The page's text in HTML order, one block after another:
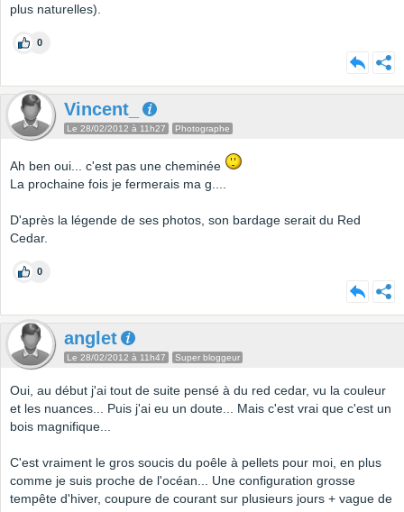
plus naturelles).
0
Vincent_
Le 28/02/2012 à 11h27 Photographe
Ah ben oui... c'est pas une cheminée
La prochaine fois je fermerais ma g....
D'après la légende de ses photos, son bardage serait du Red
Cedar.
0
anglet
Le 28/02/2012 à 11h47 Super bloggeur
Oui, au début j'ai tout de suite pensé à du red cedar, vu la couleur
et les nuances... Puis j'ai eu un doute... Mais c'est vrai que c'est un
bois magnifique...
C'est vraiment le gros soucis du poêle à pellets pour moi, en plus
comme je suis proche de l'océan... Une configuration grosse
tempête d'hiver, coupure de courant sur plusieurs jours + vague de